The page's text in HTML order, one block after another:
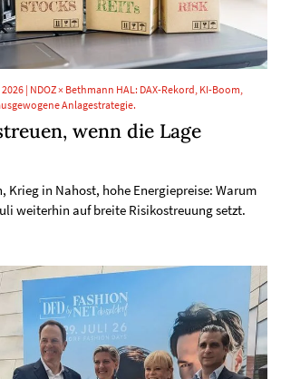
| NDOZ × Bethmann HAL: DAX-Rekord, KI-Boom,
Anlagestrategie.
wenn die Lage
Krieg in Nahost, hohe Energiepreise: Warum
weiterhin auf breite Risikostreuung setzt.